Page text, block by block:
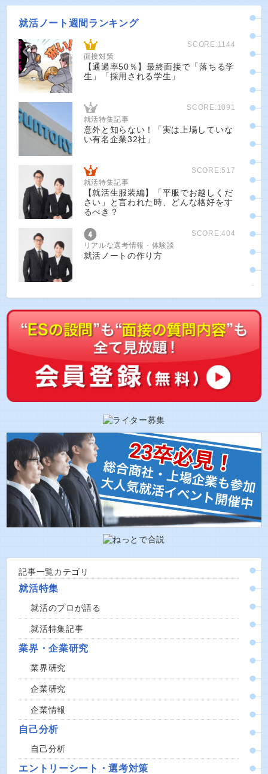
就活ノート週間ランキング
SCORE:1144
面接対策
【通過率50％】最終面接で「落ちる学
生」「採用される学生」
SCORE:1091
就活特集記事
意外と知らない！「実は上場していな
い有名企業32社」
SCORE:517
就活特集記事
【就活生服装編】「平服でお越しくだ
さい」と言われた時、どんな格好をす
るべき？
SCORE:404
リアルな選考情報・体験談
就活ノートの作り方
記事一覧カテゴリ
就活特集
就活のプロが語る
就活特集記事
業界・企業研究
業界研究
企業研究
企業情報
自己分析
自己分析
エントリーシート・選考対策